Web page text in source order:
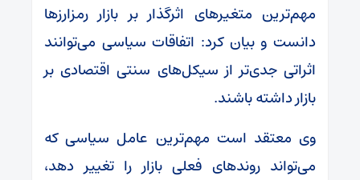
مهم‌ترین متغیرهای اثرگذار بر بازار رمزارزها
دانست و بیان کرد: اتفاقات سیاسی می‌توانند
اثراتی جدی‌تر از سیکل‌های سنتی اقتصادی بر
بازار داشته باشند.
وی معتقد است مهم‌ترین عامل سیاسی که
می‌تواند روندهای فعلی بازار را تغییر دهد،